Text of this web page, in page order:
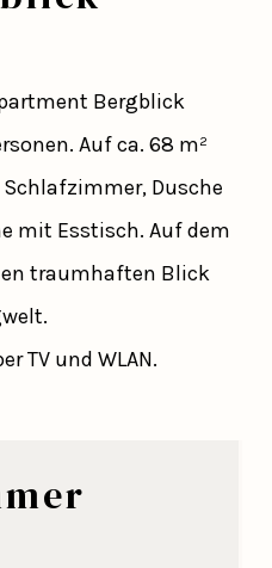
Bergblick
Auf ca. 68 m²
Dusche
mit Esstisch. Auf dem
traumhaften Blick
TV und WLAN.